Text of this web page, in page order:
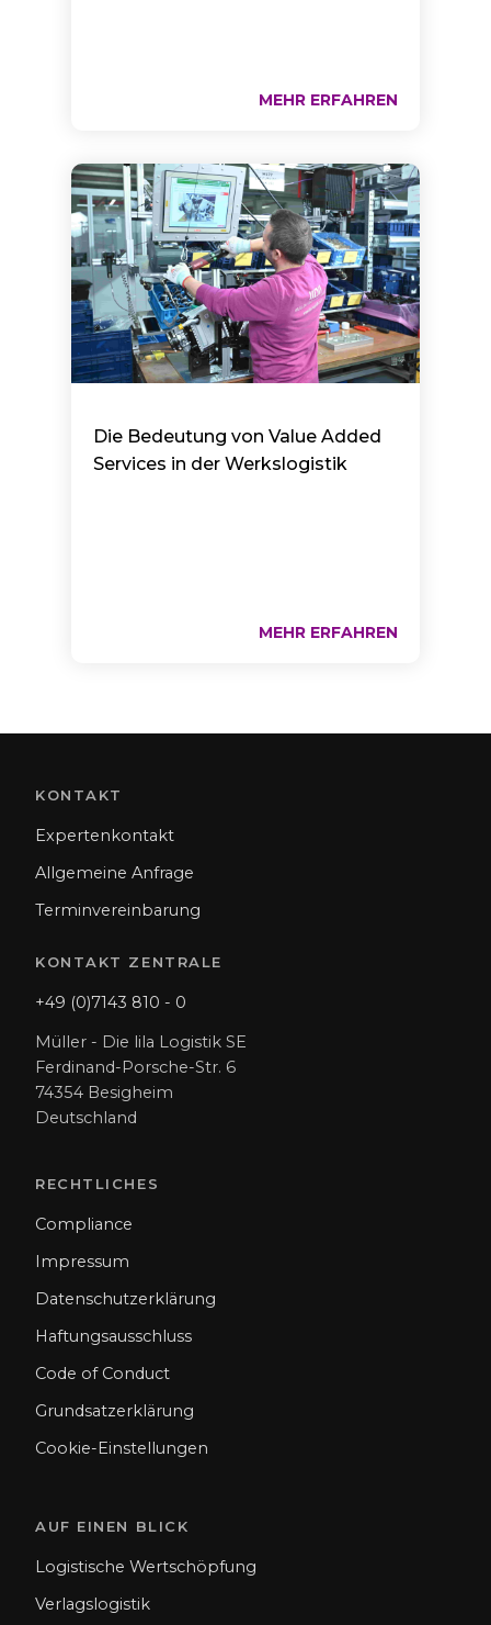
MEHR ERFAHREN
Die Bedeutung von Value Added
Services in der Werkslogistik
MEHR ERFAHREN
KONTAKT
Expertenkontakt
Allgemeine Anfrage
Terminvereinbarung
KONTAKT ZENTRALE
+49 (0)7143 810 - 0
Müller - Die lila Logistik SE
Ferdinand-Porsche-Str. 6
74354 Besigheim
Deutschland
RECHTLICHES
Compliance
Impressum
Datenschutzerklärung
Haftungsausschluss
Code of Conduct
Grundsatzerklärung
Cookie-Einstellungen
AUF EINEN BLICK
Logistische Wertschöpfung
Verlagslogistik